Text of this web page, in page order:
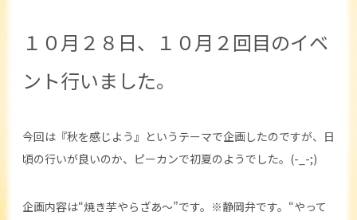
１０月２８日、１０月２回目のイベ
ント行いました。
今回は『秋を感じよう』というテーマで企画したのですが、日
頃の行いが良いのか、ピーカンで初夏のようでした。(-_-;)
企画内容は“焼き芋やらざあ～”です。※静岡弁です。“やって